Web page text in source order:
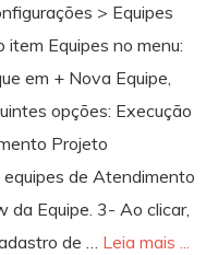
> Equipes
item Equipes no menu:
em + Nova Equipe,
opções: Execução
Projeto
de Atendimento
da Equipe. 3- Ao clicar,
de … Leia mais ...